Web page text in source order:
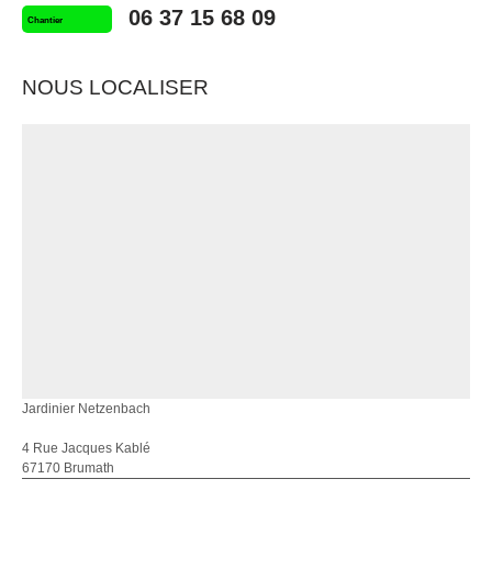
Chantier 06 37 15 68 09
NOUS LOCALISER
Jardinier Netzenbach
4 Rue Jacques Kablé
67170 Brumath